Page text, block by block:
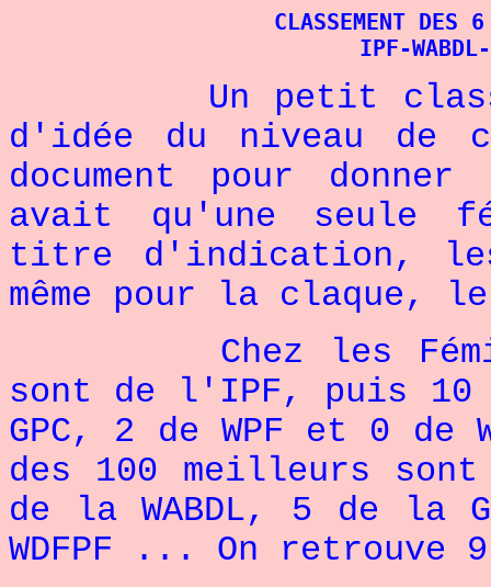
CLASSEMENT DES
IPF-WABDL-
Un petit
d'idée du niveau de
document pour
avait qu'une seule
titre d'indication,
même pour la
Chez les
sont de l'IPF, puis 10
GPC, 2 de WPF et 0 de
des 100 meilleurs
de la WABDL, 5 de la
WDFPF ... On